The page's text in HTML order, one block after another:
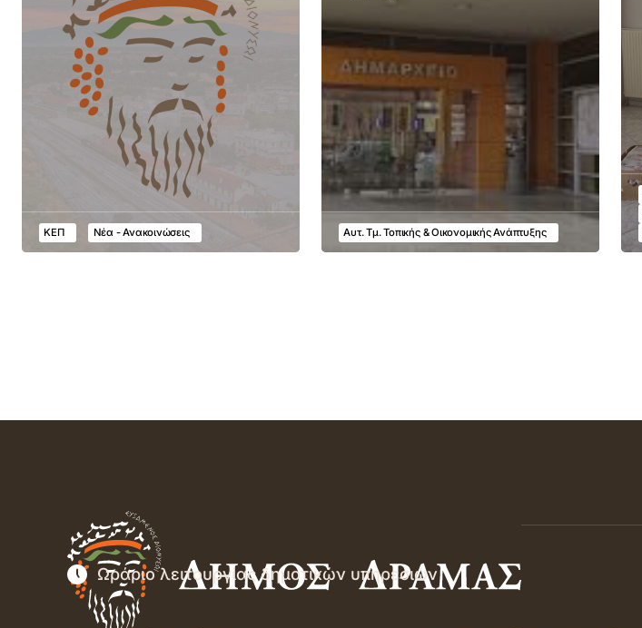
ΚΕΠ Νέα - Ανακοινώσεις Αυτ. Τμ. Τοπικής & Οικονομικής Ανάπτυξης
Ωράριο λειτουργίας δημοτικών υπηρεσιών